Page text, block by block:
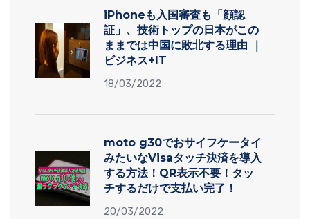
iPhoneも入国審査も「顔認
証」、技術トップの日本がこの
ままでは中国に敗北する理由 ｜
ビジネス+IT
18/03/2022
moto g30でおサイフケータイ
みたいなVisaタッチ決済を導入
する方法！QR表示不要！タッ
チするだけで支払い完了！
20/03/2022